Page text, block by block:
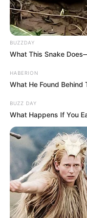
BUZZDAY
What This Snake
HABERION
What He Found Behind
BUZZ DAY
What Happens If You